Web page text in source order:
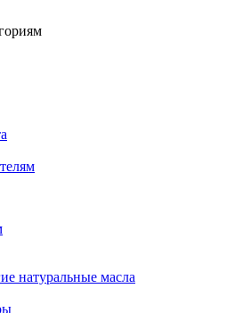
натуральные масла